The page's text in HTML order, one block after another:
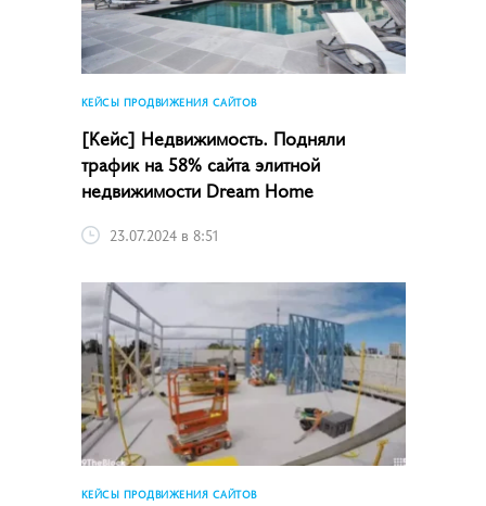
КЕЙСЫ ПРОДВИЖЕНИЯ САЙТОВ
[Кейс] Недвижимость. Подняли
трафик на 58% сайта элитной
недвижимости Dream Home
23.07.2024 в 8:51
КЕЙСЫ ПРОДВИЖЕНИЯ САЙТОВ